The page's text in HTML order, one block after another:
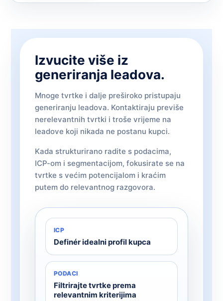
Izvucite više iz
generiranja leadova.
Mnoge tvrtke i dalje preširoko pristupaju
generiranju leadova. Kontaktiraju previše
nerelevantnih tvrtki i troše vrijeme na
leadove koji nikada ne postanu kupci.
Kada strukturirano radite s podacima,
ICP-om i segmentacijom, fokusirate se na
tvrtke s većim potencijalom i kraćim
putem do relevantnog razgovora.
ICP
Definér idealni profil kupca
PODACI
Filtrirajte tvrtke prema
relevantnim kriterijima